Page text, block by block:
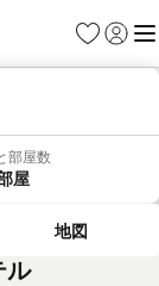
お気に入り
ログイ
メ
部屋数
屋
地図
ル